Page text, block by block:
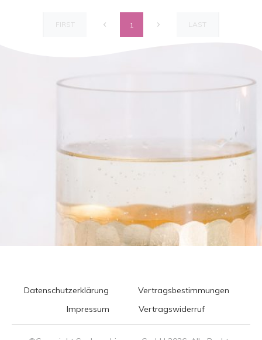
FIRST 1 LAST
Datenschutzerklärung
Vertragsbestimmungen
Impressum
Vertragswiderruf